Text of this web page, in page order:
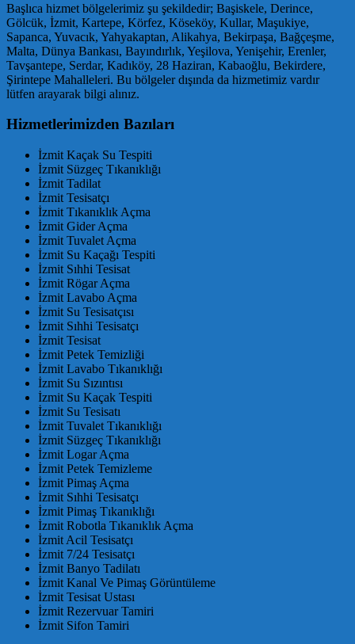
Başlıca hizmet bölgelerimiz şu şekildedir; Başiskele, Derince,
Gölcük, İzmit, Kartepe, Körfez, Köseköy, Kullar, Maşukiye,
Sapanca, Yuvacık, Yahyakaptan, Alikahya, Bekirpaşa, Bağçeşme,
Malta, Dünya Bankası, Bayındırlık, Yeşilova, Yenişehir, Erenler,
Tavşantepe, Serdar, Kadıköy, 28 Haziran, Kabaoğlu, Bekirdere,
Şirintepe Mahalleleri. Bu bölgeler dışında da hizmetimiz vardır
lütfen arayarak bilgi alınız.
Hizmetlerimizden Bazıları
İzmit Kaçak Su Tespiti
İzmit Süzgeç Tıkanıklığı
İzmit Tadilat
İzmit Tesisatçı
İzmit Tıkanıklık Açma
İzmit Gider Açma
İzmit Tuvalet Açma
İzmit Su Kaçağı Tespiti
İzmit Sıhhi Tesisat
İzmit Rögar Açma
İzmit Lavabo Açma
İzmit Su Tesisatçısı
İzmit Sıhhi Tesisatçı
İzmit Tesisat
İzmit Petek Temizliği
İzmit Lavabo Tıkanıklığı
İzmit Su Sızıntısı
İzmit Su Kaçak Tespiti
İzmit Su Tesisatı
İzmit Tuvalet Tıkanıklığı
İzmit Süzgeç Tıkanıklığı
İzmit Logar Açma
İzmit Petek Temizleme
İzmit Pimaş Açma
İzmit Sıhhi Tesisatçı
İzmit Pimaş Tıkanıklığı
İzmit Robotla Tıkanıklık Açma
İzmit Acil Tesisatçı
İzmit 7/24 Tesisatçı
İzmit Banyo Tadilatı
İzmit Kanal Ve Pimaş Görüntüleme
İzmit Tesisat Ustası
İzmit Rezervuar Tamiri
İzmit Sifon Tamiri